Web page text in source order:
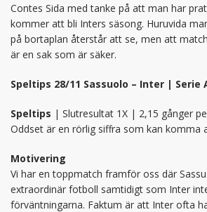
Contes Sida med tanke på att man har
kommer att bli Inters säsong. Huruvida
på bortaplan återstår att se, men att
är en sak som är säker.
Speltips 28/11 Sassuolo – Inter | Serie
Speltips | Slutresultat 1X | 2,15 gånger
Oddset är en rörlig siffra som kan komma
Motivering
Vi har en toppmatch framför oss där
extraordinär fotboll samtidigt som Inter
förväntningarna. Faktum är att Inter ofta